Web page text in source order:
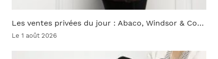
Les ventes privées du jour : Abaco, Windsor & Co…
Le 1 août 2026